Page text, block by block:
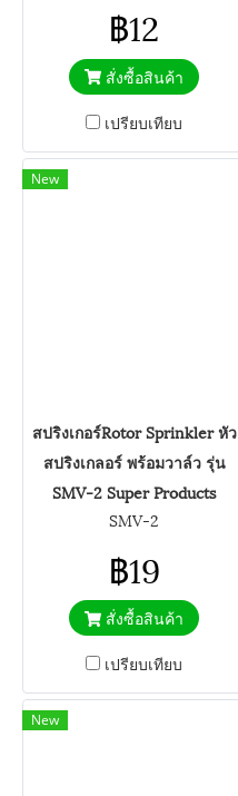
฿12
สั่งซื้อสินค้า
เปรียบเทียบ
New
สปริงเกอร์Rotor Sprinkler หัว
สปริงเกลอร์ พร้อมวาล์ว รุ่น
SMV-2 Super Products
SMV-2
฿19
สั่งซื้อสินค้า
เปรียบเทียบ
New